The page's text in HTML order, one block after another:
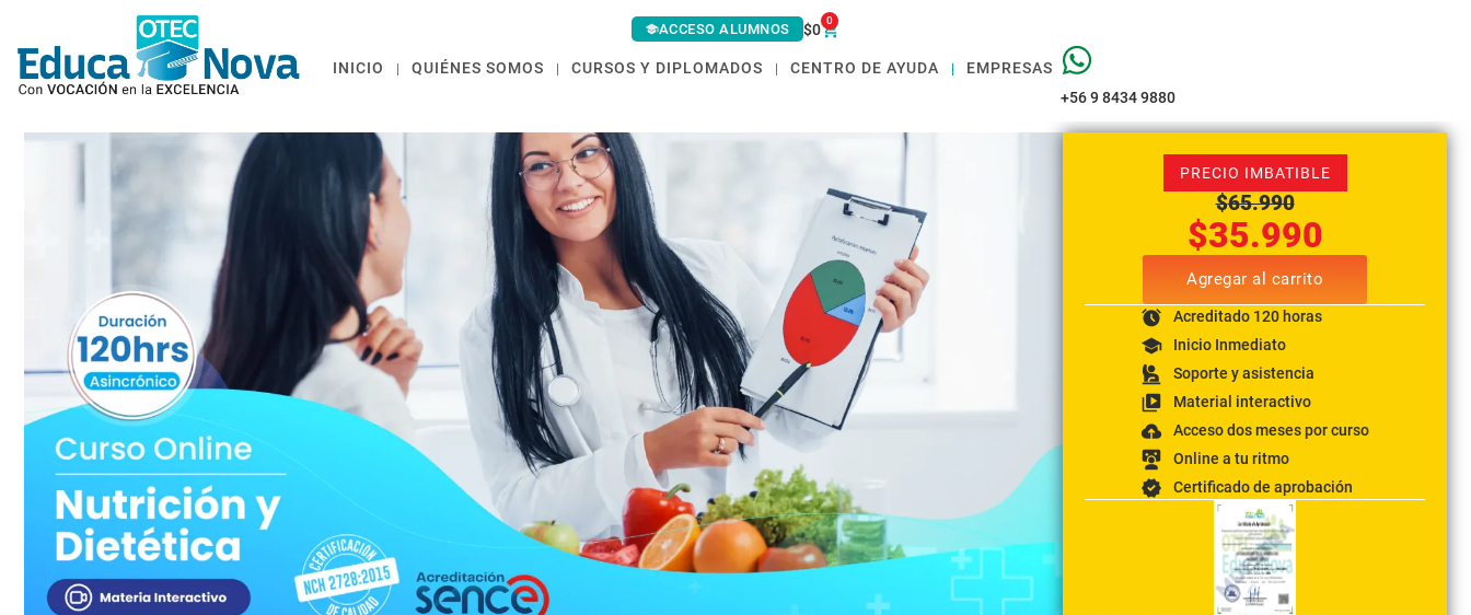
ACCESO ALUMNOS $0
0
INICIO QUIÉNES SOMOS CURSOS Y DIPLOMADOS CENTRO DE AYUDA EMPRESAS
+56 9 8434 9880
PRECIO IMBATIBLE
$65.990
$35.990
Agregar al carrito
Acreditado 120 horas
Inicio Inmediato
Soporte y asistencia
Material interactivo
Acceso dos meses por curso
Online a tu ritmo
Certificado de aprobación